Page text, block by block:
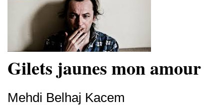
Gilets jaunes mon amour
Mehdi Belhaj Kacem